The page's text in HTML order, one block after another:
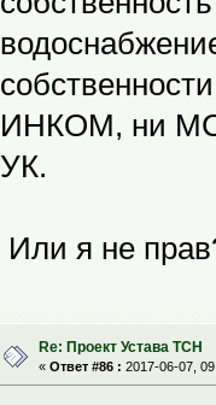
ИНКОМ, ни
УК.
Или я не
Re: Проект Устава ТСН
« Ответ #86 : 2017-06-07,